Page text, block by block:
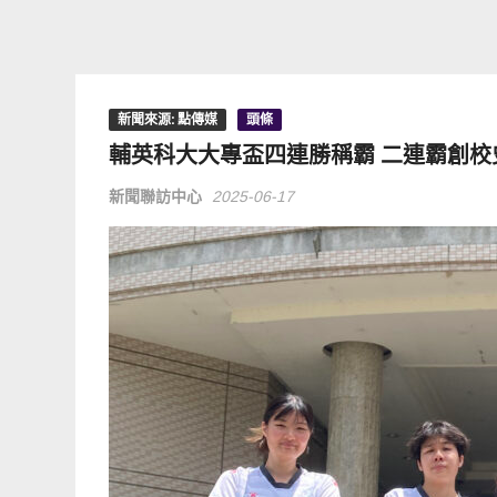
新聞來源: 點傳媒 頭條
輔英科大大專盃四連勝稱霸 二連霸創
新聞聯訪中心 2025-06-17